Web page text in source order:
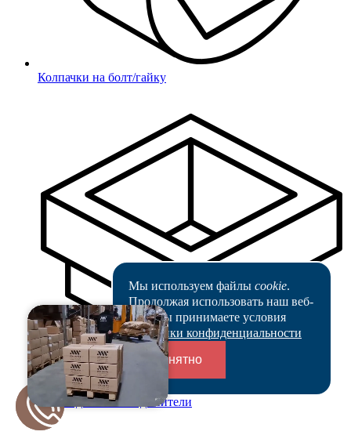
Колпачки на болт/гайку
Переходники и соединители
Мы используем файлы cookie.
Продолжая использовать наш веб-
сайт, вы принимаете условия
Политики конфиденциальности
Понятно